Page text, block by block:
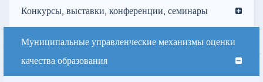
Конкурсы, выставки, конференции, семинары
Муниципальные управленческие механизмы оценки
качества образования